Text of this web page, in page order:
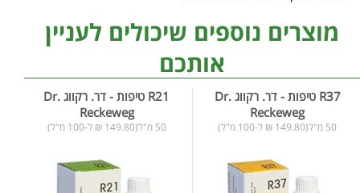
מוצרים נוספים שיכולים לעניין
אותכם
R37 טיפות - דר. רקווג Dr.
Reckeweg
50 מ"ל(149.80 ₪ ל-100 מ"ל)
R21 טיפות - דר. רקווג Dr.
Reckeweg
50 מ"ל(149.80 ₪ ל-100 מ"ל)